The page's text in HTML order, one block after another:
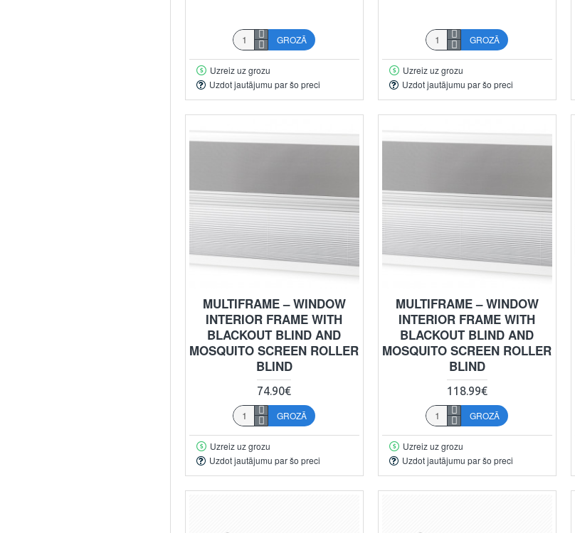
GROZĀ
Uzreiz uz grozu
Uzdot jautājumu par šo preci
GROZĀ
Uzreiz uz grozu
Uzdot jautājumu par šo preci
MULTIFRAME – WINDOW
INTERIOR FRAME WITH
BLACKOUT BLIND AND
MOSQUITO SCREEN ROLLER
BLIND
74.90€
GROZĀ
Uzreiz uz grozu
Uzdot jautājumu par šo preci
MULTIFRAME – WINDOW
INTERIOR FRAME WITH
BLACKOUT BLIND AND
MOSQUITO SCREEN ROLLER
BLIND
118.99€
GROZĀ
Uzreiz uz grozu
Uzdot jautājumu par šo preci